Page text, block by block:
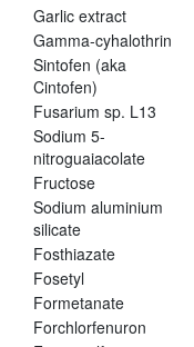
Garlic extract
Gamma-cyhalothrin
Sintofen (aka
Cintofen)
Fusarium sp. L13
Sodium 5-
nitroguaiacolate
Fructose
Sodium aluminium
silicate
Fosthiazate
Fosetyl
Formetanate
Forchlorfenuron